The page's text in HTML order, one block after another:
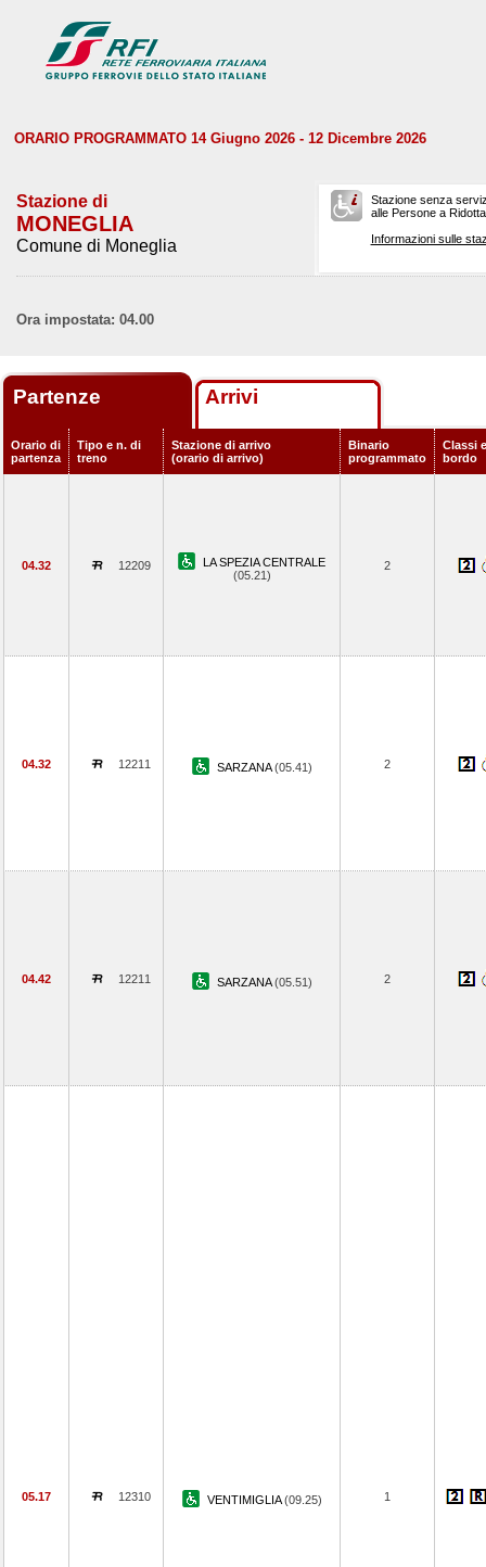
ORARIO PROGRAMMATO 14 Giugno 2026 - 12 Dicembre 2026
Stazione di
MONEGLIA
Comune di Moneglia
Stazione senza
alle Persone a
Informazioni sulle
Ora impostata: 04.00
Partenze Arrivi
Orario di
partenza
Tipo e n. di
treno
Stazione di arrivo
(orario di arrivo)
Binario
programmato
Classi
bordo
04.32 12209
LA SPEZIA CENTRALE
(05.21)
2
04.32 12211 SARZANA(05.41) 2
04.42 12211 SARZANA(05.51) 2
05.17 12310 VENTIMIGLIA(09.25) 1